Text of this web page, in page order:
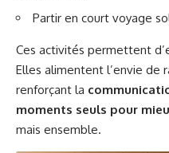
Partir en court voyage
Ces activités permettent
Elles alimentent l’envie de
renforçant la
moments seuls pour
mais ensemble.